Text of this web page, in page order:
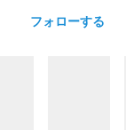
フォローする